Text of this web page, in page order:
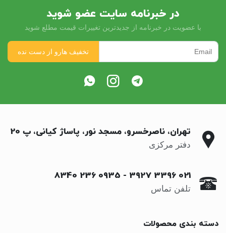
در خبرنامه سایت عضو شوید
با عضویت در خبرنامه از جدیدترین تغییرات قیمت مطلع شوید
تهران، ناصرخسرو، مسجد نور، پاساژ کیانی، پ 20
دفتر مرکزی
021 3396 3927
-
0935 236 8340
تلفن تماس
دسته بندی محصولات